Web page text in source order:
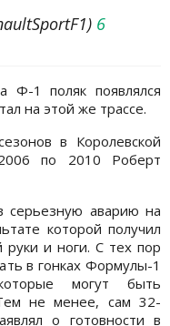
6
Ф-1 поляк появлялся
на этой же трассе.
в Королевской
по 2010 Роберт
серьезную аварию на
которой получил
и ноги. С тех пор
в гонках Формулы-1
могут быть
не менее, сам 32-
о готовности в